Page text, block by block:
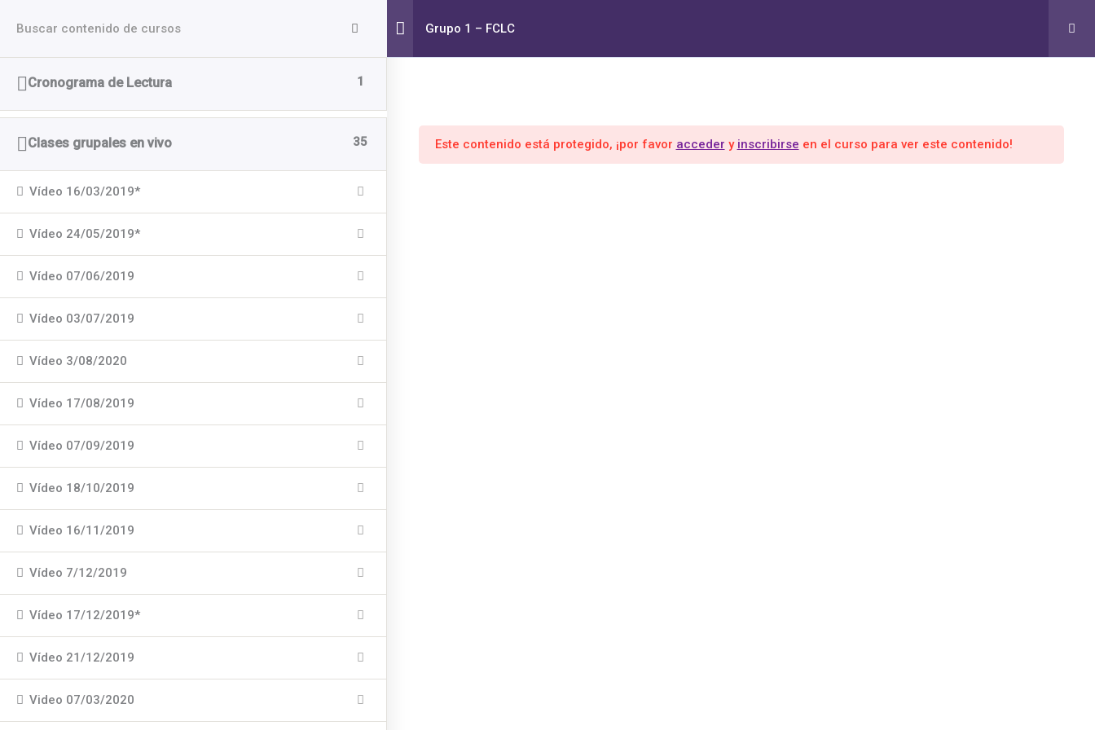
contenido
Escuela Punto Cero -
Aula Online
EMPRENDEDORES BAGUÉS
Grupo 365 Días
Inicio Cursos Grupos de la Formación
Grupo 1 – FCLC
Cronograma de Lectura 1
Clases grupales en vivo 35
Vídeo 16/03/2019*
Vídeo 24/05/2019*
Vídeo 07/06/2019
Vídeo 03/07/2019
Vídeo 3/08/2020
Vídeo 17/08/2019
Vídeo 07/09/2019
Vídeo 18/10/2019
Vídeo 16/11/2019
Vídeo 7/12/2019
Vídeo 17/12/2019*
Vídeo 21/12/2019
Video 07/03/2020
Este contenido está protegido, ¡por favor acceder y inscribirse en el curso para ver este contenido!